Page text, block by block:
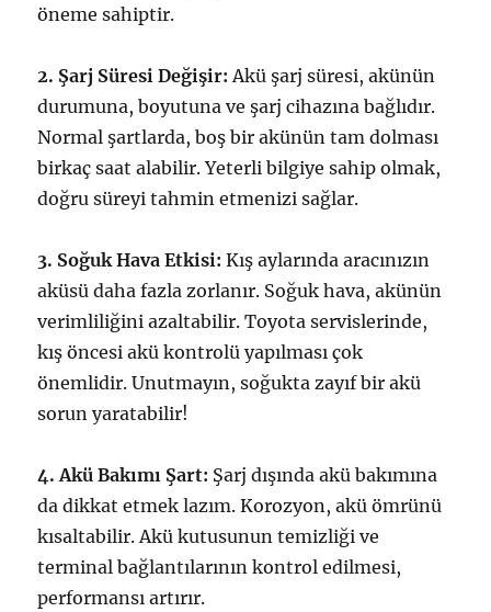
öneme sahiptir.
2. Şarj Süresi Değişir: Akü şarj süresi, akünün
durumuna, boyutuna ve şarj cihazına bağlıdır.
Normal şartlarda, boş bir akünün tam dolması
birkaç saat alabilir. Yeterli bilgiye sahip olmak,
doğru süreyi tahmin etmenizi sağlar.
3. Soğuk Hava Etkisi: Kış aylarında aracınızın
aküsü daha fazla zorlanır. Soğuk hava, akünün
verimliliğini azaltabilir. Toyota servislerinde,
kış öncesi akü kontrolü yapılması çok
önemlidir. Unutmayın, soğukta zayıf bir akü
sorun yaratabilir!
4. Akü Bakımı Şart: Şarj dışında akü bakımına
da dikkat etmek lazım. Korozyon, akü ömrünü
kısaltabilir. Akü kutusunun temizliği ve
terminal bağlantılarının kontrol edilmesi,
performansı artırır.